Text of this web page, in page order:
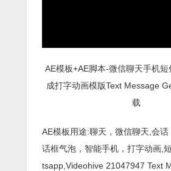
AE模板+AE脚本-微信聊天手机
成打字动画模版Text Message
载
AE模板用途:聊天，微信聊天,会
话框气泡，智能手机，打字动画,
tsapp,Videohive 21047947 Text